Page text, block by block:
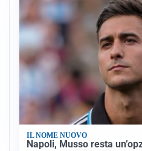
IL NOME NUOVO
Napoli, Musso resta